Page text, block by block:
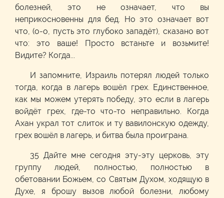
болезней, это не означает, что вы
неприкосновенны для бед. Но это означает вот
что, (о-о, пусть это глубоко западёт), сказано вот
что: это ваше! Просто встаньте и возьмите!
Видите? Когда...
И запомните, Израиль потерял людей только
тогда, когда в лагерь вошёл грех. Единственное,
как мы можем утерять победу, это если в лагерь
войдёт грех, где-то что-то неправильно. Когда
Ахан украл тот слиток и ту вавилонскую одежду,
грех вошёл в лагерь, и битва была проиграна.
35 Дайте мне сегодня эту-эту церковь, эту
группу людей, полностью, полностью в
обетовании Божьем, со Святым Духом, ходящую в
Духе, я брошу вызов любой болезни, любому